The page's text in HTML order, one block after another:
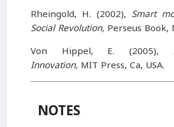
Rheingold, H. (2002), Smart
Social Revolution, Perseus Book,
Von Hippel, E. (2005),
Innovation, MIT Press, Ca, USA.
NOTES